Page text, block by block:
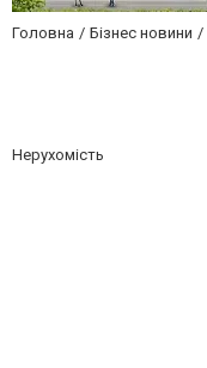
Головна Бізнес новини
Нерухомість